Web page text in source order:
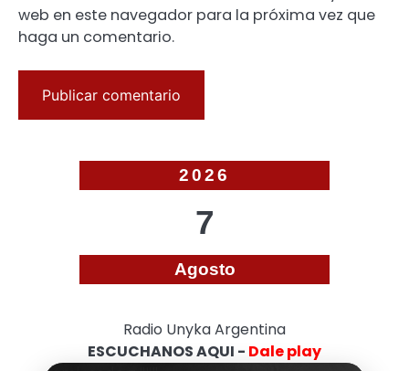
web en este navegador para la próxima vez que
haga un comentario.
2026
7
Agosto
Radio Unyka Argentina
ESCUCHANOS AQUI - Dale play